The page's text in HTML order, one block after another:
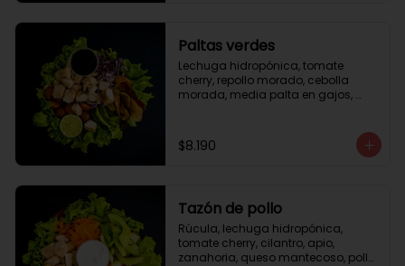
Paltas verdes
Lechuga hidropónica, tomate
cherry, repollo morado, cebolla
morada, media palta en gajos,
$8.190
Tazón de pollo
Rúcula, lechuga hidropónica,
tomate cherry, cilantro, apio,
zanahoria, queso mantecoso, pollo